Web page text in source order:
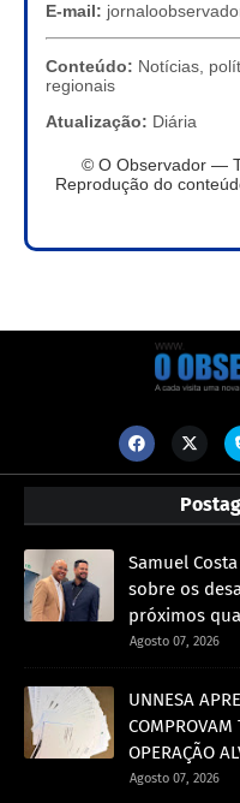
E-mail:
Conteúdo: Notícias,
regionais
Atualização: Diária
© O Observador —
Reprodução do
Samuel
sobre os
próximos
Agosto 07, 2026
UNNESA
COMPROVAM
OPERAÇÃO
Agosto 07, 2026